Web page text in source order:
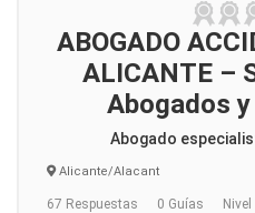
ABOGADO
ALICANTE –
Abogados
Abogado
Alicante/Alacant
67 Respuestas 0 Guías